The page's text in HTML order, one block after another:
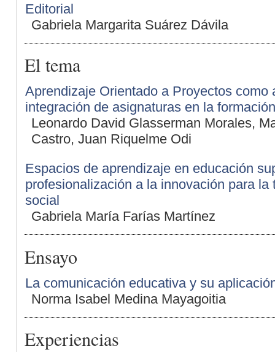
Editorial
Gabriela Margarita Suárez Dávila
El tema
Aprendizaje Orientado a Proyectos como
integración de asignaturas en la
Leonardo David Glasserman Morales,
Castro, Juan Riquelme Odi
Espacios de aprendizaje en educación
profesionalización a la innovación para la
social
Gabriela María Farías Martínez
Ensayo
La comunicación educativa y su
Norma Isabel Medina Mayagoitia
Experiencias